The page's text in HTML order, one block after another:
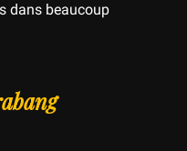
dans beaucoup